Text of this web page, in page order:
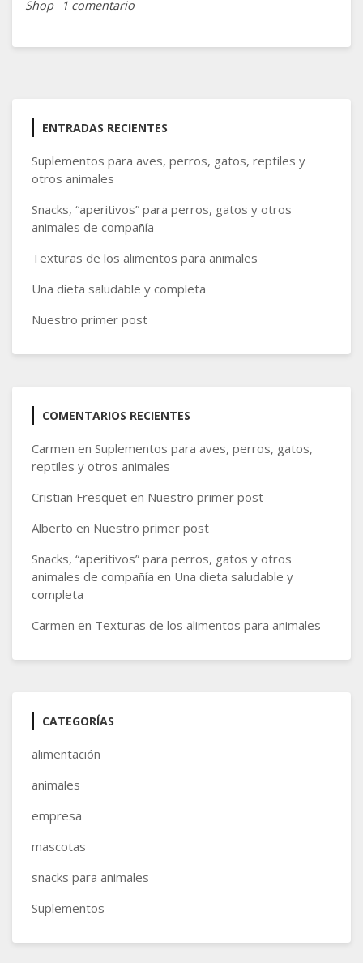
Shop
1 comentarioen
ENTRADAS RECIENTES
Suplementos para aves, perros, gatos, reptiles y
otros animales
Snacks, “aperitivos” para perros, gatos y otros
animales de compañía
Texturas de los alimentos para animales
Una dieta saludable y completa
Nuestro primer post
COMENTARIOS RECIENTES
Carmen en Suplementos para aves, perros, gatos,
reptiles y otros animales
Cristian Fresquet en Nuestro primer post
Alberto en Nuestro primer post
Snacks, “aperitivos” para perros, gatos y otros
animales de compañía en Una dieta saludable y
completa
Carmen en Texturas de los alimentos para animales
CATEGORÍAS
alimentación
animales
empresa
mascotas
snacks para animales
Suplementos